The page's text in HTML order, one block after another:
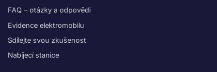
FAQ – otázky a odpovědi
Evidence elektromobilu
Sdílejte svou zkušenost
Nabíjecí stanice